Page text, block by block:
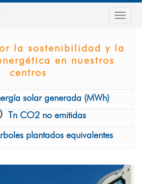
la sostenibilidad y la
en nuestros
centros
solar generada (MWh)
Tn CO2 no emitidas
plantados equivalentes